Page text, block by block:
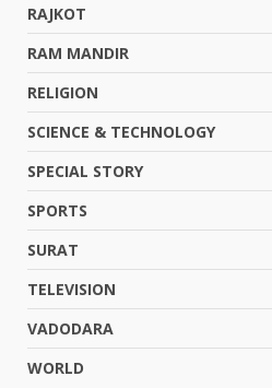
RAJKOT
RAM MANDIR
RELIGION
SCIENCE & TECHNOLOGY
SPECIAL STORY
SPORTS
SURAT
TELEVISION
VADODARA
WORLD